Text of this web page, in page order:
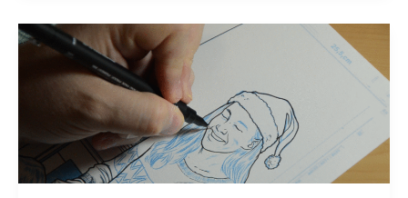
Autónomo
Siendo
Ilustrador
España:
La
Guía